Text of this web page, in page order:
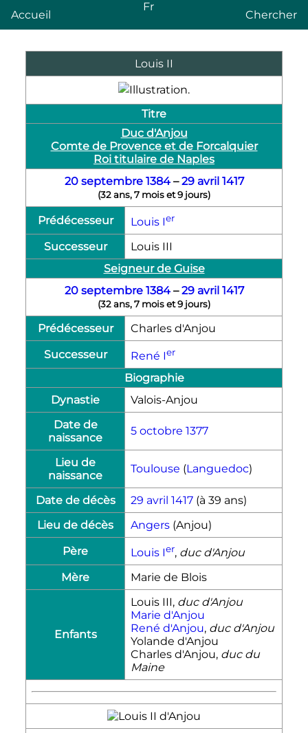
Accueil
Fr
Chercher
Louis II
Titre
Duc d'Anjou
Comte de Provence et de Forcalquier
Roi titulaire de Naples
20 septembre 1384–29 avril 1417
(32 ans, 7 mois et 9 jours)
Prédécesseur Louis Ier
Successeur Louis III
Seigneur de Guise
20 septembre 1384–29 avril 1417
(32 ans, 7 mois et 9 jours)
Prédécesseur
Charles d'Anjou
Successeur
René Ier
Biographie
Dynastie
Valois-Anjou
Date de
naissance
5 octobre 1377
Lieu de
naissance
Toulouse (Languedoc)
Date de décès 29 avril 1417 (à 39 ans)
Lieu de décès
Angers (Anjou)
Père
Louis Ier, duc d'Anjou
Mère
Marie de Blois
Enfants
Louis III, duc d'Anjou
Marie d'Anjou
René d'Anjou, duc d'Anjou
Yolande d'Anjou
Charles d'Anjou, duc du
Maine